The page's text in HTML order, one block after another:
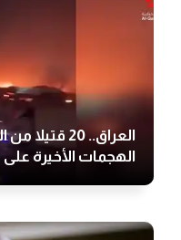
العراق.. 20
الهجمات الأخيرة على